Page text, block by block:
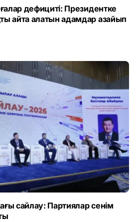
дефициті: Президентке
айта алатын адамдар азайып
сайлау: Партиялар сенім